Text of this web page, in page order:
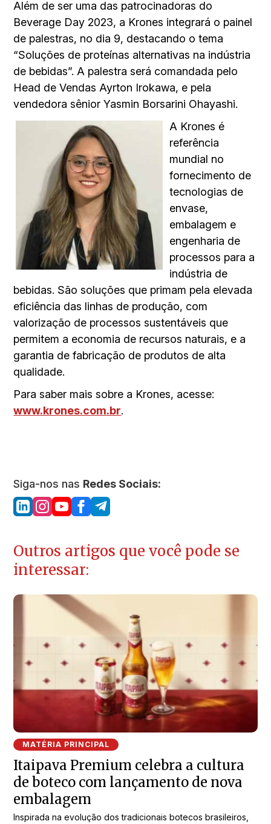
Além de ser uma das patrocinadoras do
Beverage Day 2023, a Krones integrará o painel
de palestras, no dia 9, destacando o tema
“Soluções de proteínas alternativas na indústria
de bebidas”. A palestra será comandada pelo
Head de Vendas Ayrton Irokawa, e pela
vendedora sênior Yasmin Borsarini Ohayashi.
A Krones é
referência
mundial no
fornecimento de
tecnologias de
envase,
embalagem e
engenharia de
processos para a
indústria de
bebidas. São soluções que primam pela elevada
eficiência das linhas de produção, com
valorização de processos sustentáveis que
permitem a economia de recursos naturais, e a
garantia de fabricação de produtos de alta
qualidade.
Para saber mais sobre a Krones, acesse:
www.krones.com.br.
Siga-nos nas Redes Sociais:
Outros artigos que você pode se
interessar:
MATÉRIA PRINCIPAL
Itaipava Premium celebra a cultura
de boteco com lançamento de nova
embalagem
Inspirada na evolução dos tradicionais botecos brasileiros,